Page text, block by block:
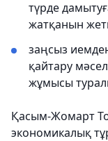
түрде
жатқанын
заңсыз
қайтару
жұмысы
Қасым-Жомарт
экономикалық